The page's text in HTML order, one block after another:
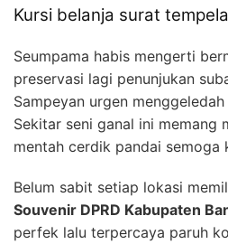
Kursi belanja surat
Seumpama habis mengerti
preservasi lagi penunjukan
Sampeyan urgen
Sekitar seni ganal ini memang
mentah cerdik pandai semoga
Belum sabit setiap lokasi
Souvenir DPRD Kabupaten
perfek lalu terpercaya paruh